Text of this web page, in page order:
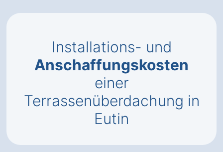
Installations- und
Anschaffungskosten
einer
Terrassenüberdachung in
Eutin